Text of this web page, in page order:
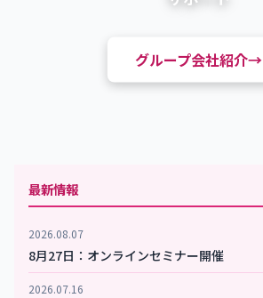
グループ会社紹介→
最新情報
2026.08.07
8月27日：オンラインセミナー開催
2026.07.16